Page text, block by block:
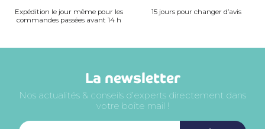
Expédition le jour même pour les
commandes passées avant 14 h
15 jours pour changer d’avis
La newsletter
Nos actualités & conseils d’experts directement dans
votre boîte mail !